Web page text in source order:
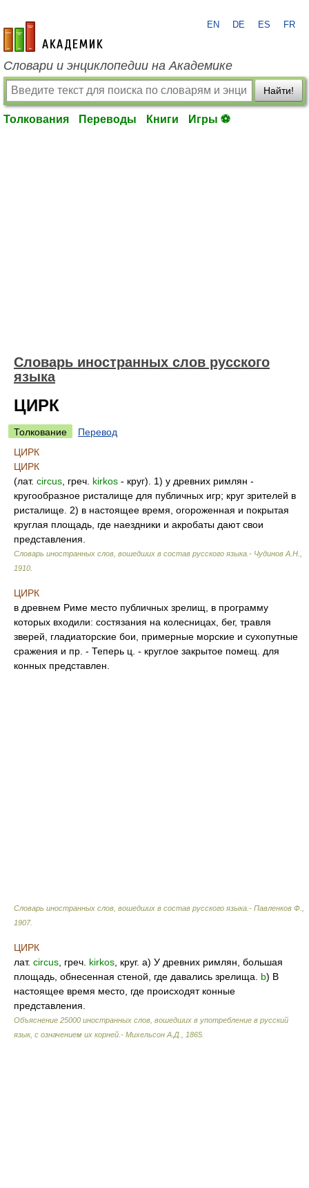
academic.ru
EN DE ES FR
Словари и энциклопедии на Академике
Найти!
Толкования Переводы Книги Игры ⚽
Словарь иностранных слов русского
языка
ЦИРК
Толкование
Перевод
ЦИРК
ЦИРК
(лат. circus , греч. kirkos - круг). 1) у древних римлян -
кругообразное ристалище для публичных игр; круг зрителей в
ристалище. 2) в настоящее время, огороженная и покрытая
круглая площадь, где наездники и акробаты дают свои
представления.
Словарь иностранных слов, вошедших в состав русского языка.- Чудинов А.Н.
1910
ЦИРК
в древнем Риме место публичных зрелищ, в программу
которых входили: состязания на колесницах, бег, травля
зверей, гладиаторские бои, примерные морские и сухопутные
сражения и пр. - Теперь ц. - круглое закрытое помещ. для
конных представлен.
Словарь иностранных слов, вошедших в состав русского языка.- Павленков Ф.
1907.
ЦИРК
лат. circus , греч. kirkos , круг. а) У древних римлян, большая
площадь, обнесенная стеной, где давались зрелища. b) В
настоящее время место, где происходят конные
представления.
Объяснение 25000 иностранных слов, вошедших в употребление в русский
язык, с означением их корней.- Михельсон А.Д.
1865